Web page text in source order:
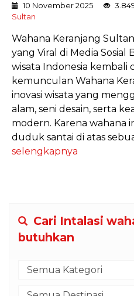
10 November 2025
Sultan
Wahana Keranjang
yang Viral di Media Sosial
wisata Indonesia kembali
kemunculan Wahana
inovasi wisata yang
alam, seni desain, serta
modern. Karena wahana
duduk santai di atas
selengkapnya
Cari Intalasi
butuhkan